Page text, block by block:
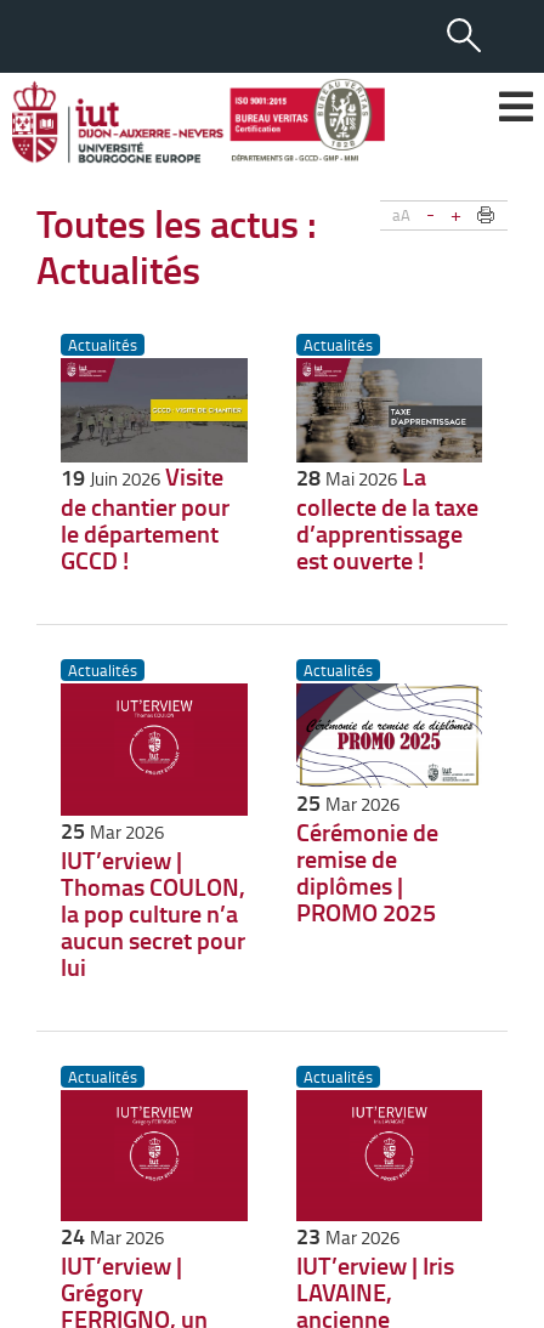
aA - +
Toutes les actus :
Actualités
Actualités
19Juin 2026Visite
de chantier pour
le département
GCCD !
Actualités
28 Mai 2026 La
collecte de la taxe
d’apprentissage
est ouverte !
Actualités
25 Mar 2026
IUT’erview |
Thomas COULON,
la pop culture n’a
aucun secret pour
lui
Actualités
25 Mar 2026
Cérémonie de
remise de
diplômes |
PROMO 2025
Actualités
24 Mar 2026
IUT’erview |
Grégory
FERRIGNO, un
Actualités
23 Mar 2026
IUT’erview | Iris
LAVAINE,
ancienne